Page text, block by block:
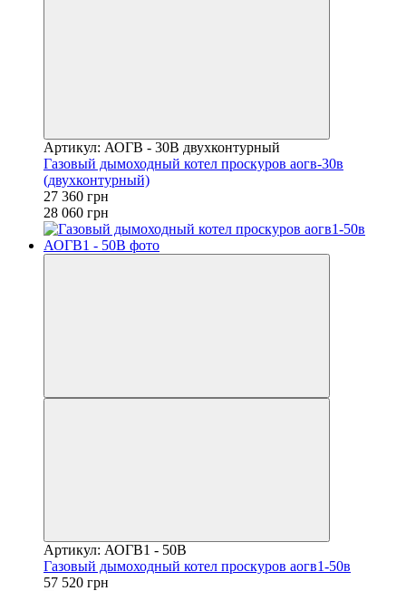
Артикул: АОГВ - 30В двухконтурный
Газовый дымоходный котел проскуров аогв-30в
(двухконтурный)
27 360 грн
28 060 грн
Артикул: АОГВ1 - 50В
Газовый дымоходный котел проскуров аогв1-50в
57 520 грн